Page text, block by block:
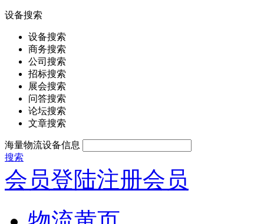
设备搜索
设备搜索
商务搜索
公司搜索
招标搜索
展会搜索
问答搜索
论坛搜索
文章搜索
海量物流设备信息
搜索
会员登陆注册会员